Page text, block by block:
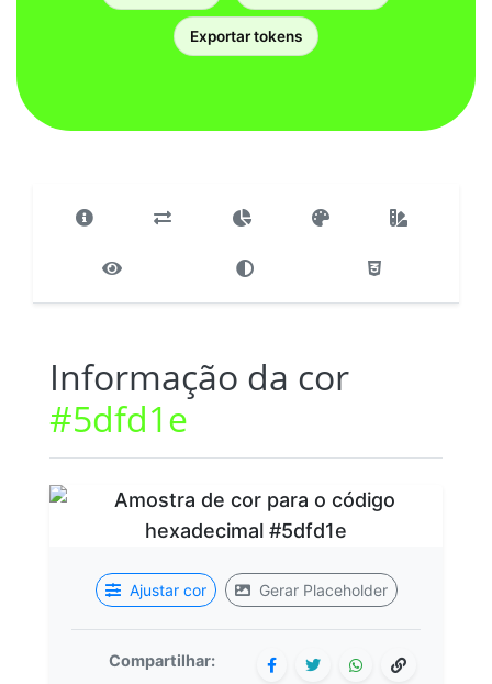
Exportar tokens
Informação da cor
#5dfd1e
Ajustar cor Gerar Placeholder
Compartilhar: